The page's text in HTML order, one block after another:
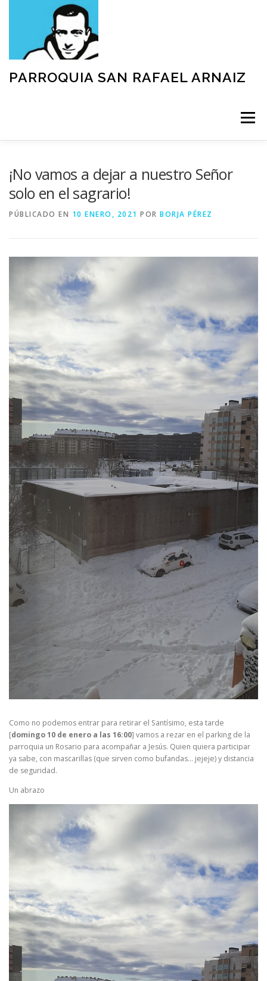
PARROQUIA SAN RAFAEL ARNAIZ
Menú
¡No vamos a dejar a nuestro Señor
solo en el sagrario!
PÚBLICADO EN 10 ENERO, 2021 POR BORJA PÉREZ
Como no podemos entrar para retirar el Santísimo, esta tarde
[domingo 10 de enero a las 16:00] vamos a rezar en el parking de la
parroquia un Rosario para acompañar a Jesús. Quien quiera participar
ya sabe, con mascarillas (que sirven como bufandas… jejeje) y distancia
de seguridad.
Un abrazo